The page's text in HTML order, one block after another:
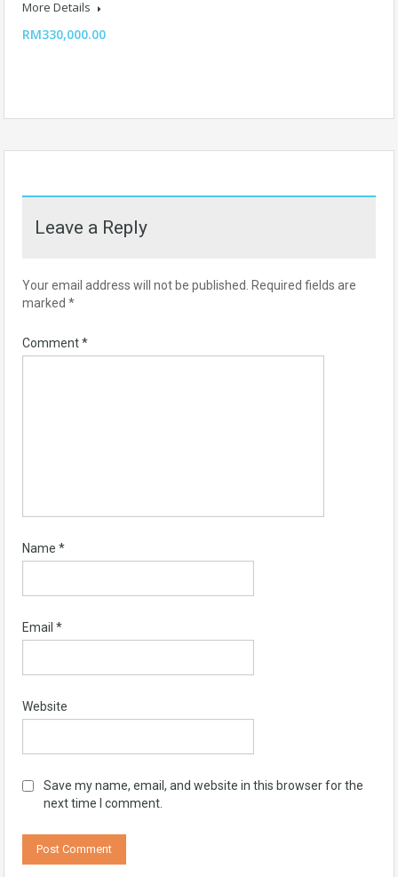
More Details
RM330,000.00
Leave a Reply
Your email address will not be published.
Required fields are
marked *
Comment*
Name *
Email *
Website
Save my name, email, and website in this browser for the
next time I comment.